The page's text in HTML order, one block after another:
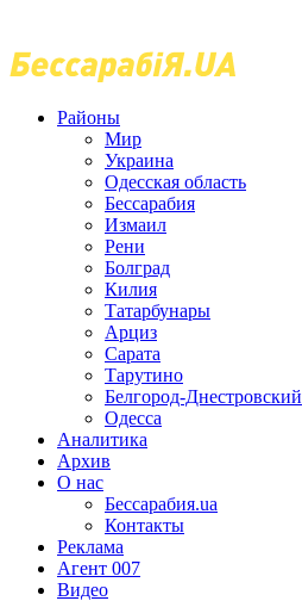
Районы
Мир
Украина
Одесская область
Бессарабия
Измаил
Рени
Болград
Килия
Татарбунары
Арциз
Сарата
Тарутино
Белгород-Днестровский
Одесса
Аналитика
Архив
О нас
Бессарабия.ua
Контакты
Реклама
Агент 007
Видео